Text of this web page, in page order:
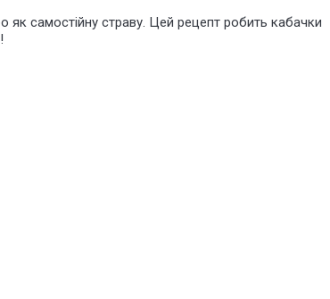
самостійну страву. Цей рецепт робить кабачки
!